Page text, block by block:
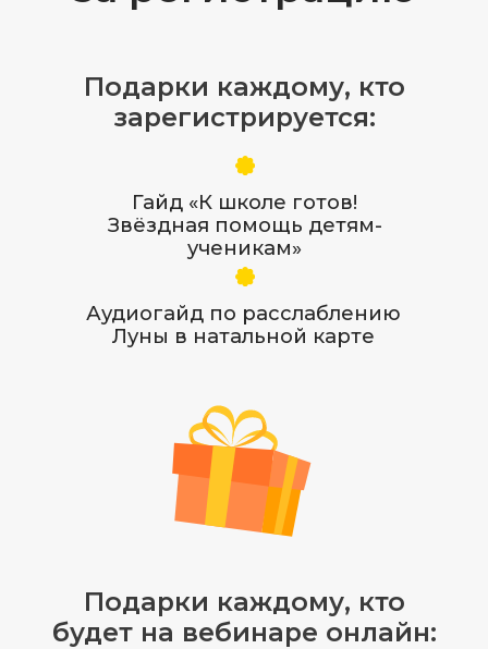
Начать понимать искренние
желания ребенка и помочь ему
в развитии сильных сторон
и проработки слабых
как дети воспринимают
родителей
Вебинар будет
максимально
полезен тем, кто